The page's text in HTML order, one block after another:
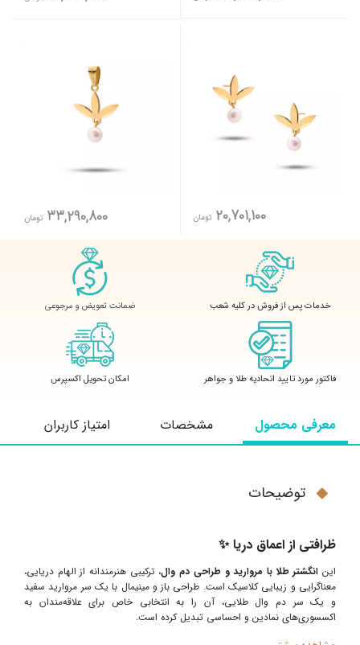
20,701,100 تومان 33,290,800 تومان
خدمات پس از فروش در کلیه شعب ضمانت تعویض و مرجوعی
فاکتور مورد تایید اتحادیه طلا و جواهر امکان تحویل اکسپرس
معرفی محصول مشخصات امتیاز کاربران
توضیحات
ظرافتی از اعماق دریا ✨
این انگشتر طلا با مروارید و طراحی دم وال، ترکیبی هنرمندانه از الهام دریایی،
معناگرایی و زیبایی کلاسیک است. طراحی باز و مینیمال با یک سر مروارید سفید
و یک سر دم وال طلایی، آن را به انتخابی خاص برای علاقه‌مندان به
اکسسوری‌های نمادین و احساسی تبدیل کرده است.